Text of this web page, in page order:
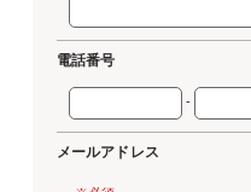
電話番号
-
メールアドレス